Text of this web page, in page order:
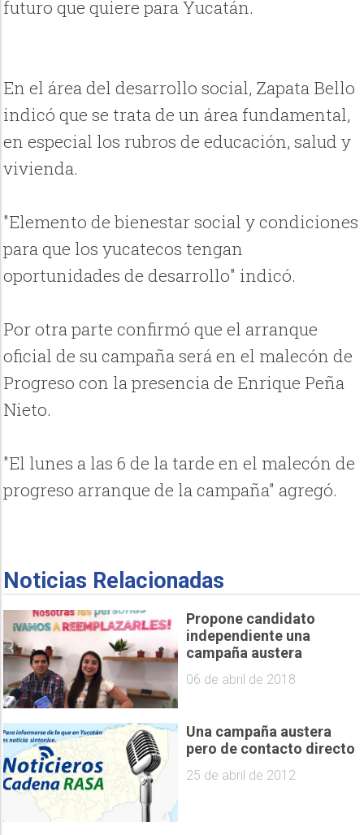
futuro que quiere para Yucatán.
En el área del desarrollo social, Zapata Bello
indicó que se trata de un área fundamental,
en especial los rubros de educación, salud y
vivienda.
"Elemento de bienestar social y condiciones
para que los yucatecos tengan
oportunidades de desarrollo" indicó.
Por otra parte confirmó que el arranque
oficial de su campaña será en el malecón de
Progreso con la presencia de Enrique Peña
Nieto.
"El lunes a las 6 de la tarde en el malecón de
progreso arranque de la campaña" agregó.
Noticias Relacionadas
Propone candidato
independiente una
campaña austera
06 de abril de 2018
Una campaña austera
pero de contacto directo
25 de abril de 2012